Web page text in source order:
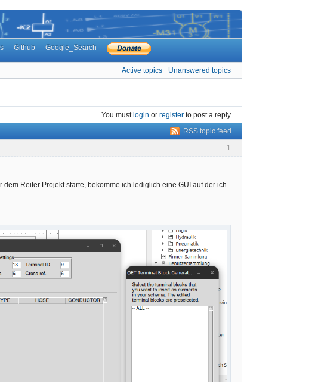
Github Google_Search
Active topics Unanswered topics
You mustlogin or register to post a reply
RSS topic feed
1
Reiter Projekt starte, bekomme ich lediglich eine GUI auf der ich